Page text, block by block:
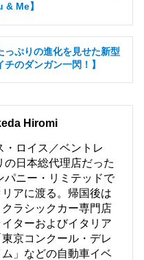
& Me】
っぷりの進化を見せた新型
のダンガン一閃！】
Hiromi
・ロイス／ベントレ
の日本総代理店だった
パニー・リミテッドで
アに渡る。帰国後は
ラシックカー専門店
ターおよびイタリア
京コンクール・デレ
」などの自動車イベ